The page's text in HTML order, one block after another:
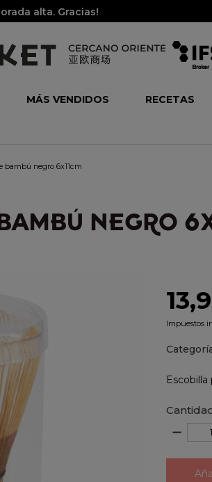
alta. Gracias!
MÁS VENDIDOS RECETAS
bambú negro 6x11cm
NEGRO
Impuestos
remove